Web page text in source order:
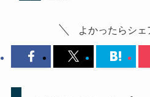
よかったらシェ